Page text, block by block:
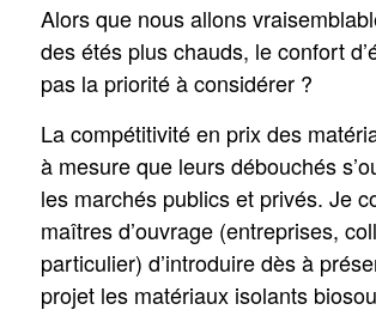
Alors que nous allons
des étés plus chauds, le confort
pas la priorité à considérer ?
La compétitivité en prix des
à mesure que leurs débouchés
les marchés publics et privés. Je
maîtres d’ouvrage (entreprises,
particulier) d’introduire dès à
projet les matériaux isolants